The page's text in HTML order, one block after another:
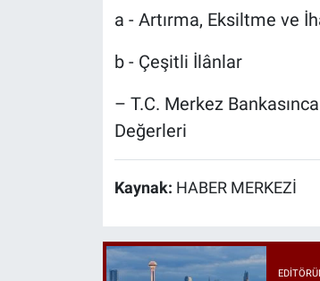
a - Artırma, Eksiltme ve
b - Çeşitli İlânlar
– T.C. Merkez
Değerleri
Kaynak: HABER MERKEZİ